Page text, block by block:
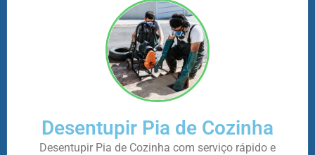
Desentupir Pia de Cozinha
Desentupir Pia de Cozinha com serviço rápido e